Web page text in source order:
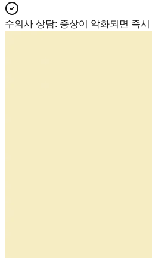
수의사 상담: 증상이 악화되면 즉